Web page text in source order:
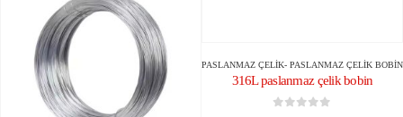
PASLANMAZ ÇELIK- PASLANMAZ ÇELIK BOBIN
316L paslanmaz çelik bobin